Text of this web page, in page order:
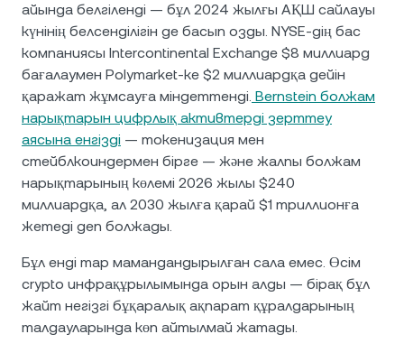
Барлық активтерді қарау
айында белгіленді — бұл 2024 жылғы АҚШ сайлауы
күнінің белсенділігін де басып озды. NYSE-дің бас
компаниясы Intercontinental Exchange $8 миллиард
бағалаумен Polymarket-ке $2 миллиардқа дейін
қаражат жұмсауға міндеттенді. Bernstein болжам
нарықтарын цифрлық активтерді зерттеу
аясына енгізді — токенизация мен
стейблкоиндермен бірге — және жалпы болжам
нарықтарының көлемі 2026 жылы $240
миллиардқа, ал 2030 жылға қарай $1 триллионға
жетеді деп болжады.
Бұл енді тар мамандандырылған сала емес. Өсім
crypto инфрақұрылымында орын алды — бірақ бұл
жайт негізгі бұқаралық ақпарат құралдарының
талдауларында көп айтылмай жатады.